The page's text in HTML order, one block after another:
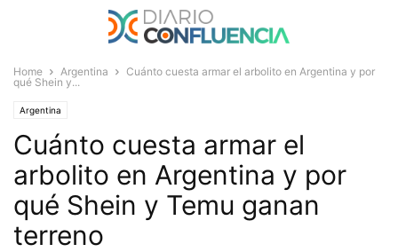
Home Argentina
Cuánto cuesta armar el arbolito en Argentina y por
qué Shein y...
Argentina
Cuánto cuesta armar el
arbolito en Argentina y por
qué Shein y Temu ganan
terreno